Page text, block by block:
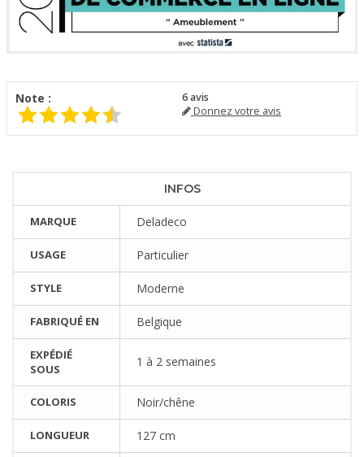
Note : 6avis
Donnez votre avis
INFOS
MARQUE Deladeco
USAGE Particulier
STYLE Moderne
FABRIQUÉ EN Belgique
EXPÉDIÉ
SOUS
1 à 2 semaines
COLORIS Noir/chêne
LONGUEUR 127 cm